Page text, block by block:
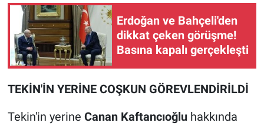
Erdoğan ve Bahçeli'den
dikkat çeken görüşme!
Basına kapalı gerçekleşti
TEKİN'İN YERİNE COŞKUN GÖREVLENDİRİLDİ
Tekin'in yerine Canan Kaftancıoğluhakkında